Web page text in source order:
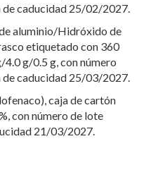
caducidad 25/02/2027.
aluminio/Hidróxido de
etiquetado con 360
4.0 g/0.5 g, con número
caducidad 25/03/2027.
caja de cartón
con número de lote
21/03/2027.